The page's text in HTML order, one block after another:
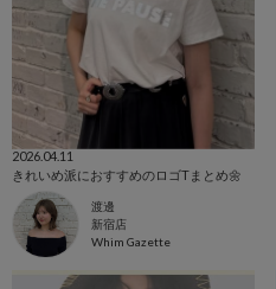
2026.04.11
きれいめ派におすすめのロゴTまとめ🌼
渡邊
新宿店
Whim Gazette